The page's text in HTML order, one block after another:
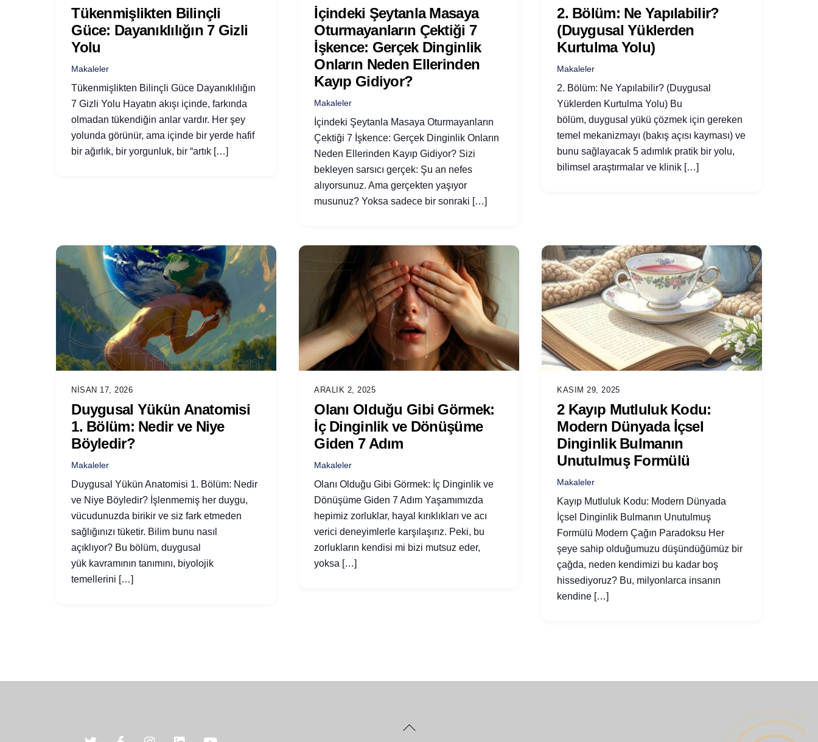
Tükenmişlikten Bilinçli
Güce: Dayanıklılığın 7 Gizli
Yolu
Makaleler
Tükenmişlikten Bilinçli Güce Dayanıklılığın
7 Gizli Yolu Hayatın akışı içinde, farkında
olmadan tükendiğin anlar vardır. Her şey
yolunda görünür, ama içinde bir yerde hafif
bir ağırlık, bir yorgunluk, bir “artık […]
İçindeki Şeytanla Masaya
Oturmayanların Çektiği 7
İşkence: Gerçek Dinginlik
Onların Neden Ellerinden
Kayıp Gidiyor?
Makaleler
İçindeki Şeytanla Masaya Oturmayanların
Çektiği 7 İşkence: Gerçek Dinginlik Onların
Neden Ellerinden Kayıp Gidiyor? Sizi
bekleyen sarsıcı gerçek: Şu an nefes
alıyorsunuz. Ama gerçekten yaşıyor
musunuz? Yoksa sadece bir sonraki […]
2. Bölüm: Ne Yapılabilir?
(Duygusal Yüklerden
Kurtulma Yolu)
Makaleler
2. Bölüm: Ne Yapılabilir? (Duygusal
Yüklerden Kurtulma Yolu) Bu
bölüm, duygusal yükü çözmek için gereken
temel mekanizmayı (bakış açısı kayması) ve
bunu sağlayacak 5 adımlık pratik bir yolu,
bilimsel araştırmalar ve klinik […]
NISAN 17, 2026
Duygusal Yükün Anatomisi
1. Bölüm: Nedir ve Niye
Böyledir?
Makaleler
Duygusal Yükün Anatomisi 1. Bölüm: Nedir
ve Niye Böyledir? İşlenmemiş her duygu,
vücudunuzda birikir ve siz fark etmeden
sağlığınızı tüketir. Bilim bunu nasıl
açıklıyor? Bu bölüm, duygusal
yük kavramının tanımını, biyolojik
temellerini […]
ARALIK 2, 2025
Olanı Olduğu Gibi Görmek:
İç Dinginlik ve Dönüşüme
Giden 7 Adım
Makaleler
Olanı Olduğu Gibi Görmek: İç Dinginlik ve
Dönüşüme Giden 7 Adım Yaşamımızda
hepimiz zorluklar, hayal kırıklıkları ve acı
verici deneyimlerle karşılaşırız. Peki, bu
zorlukların kendisi mi bizi mutsuz eder,
yoksa […]
KASIM 29, 2025
2 Kayıp Mutluluk Kodu:
Modern Dünyada İçsel
Dinginlik Bulmanın
Unutulmuş Formülü
Makaleler
Kayıp Mutluluk Kodu: Modern Dünyada
İçsel Dinginlik Bulmanın Unutulmuş
Formülü Modern Çağın Paradoksu Her
şeye sahip olduğumuzu düşündüğümüz bir
çağda, neden kendimizi bu kadar boş
hissediyoruz? Bu, milyonlarca insanın
kendine […]
Back